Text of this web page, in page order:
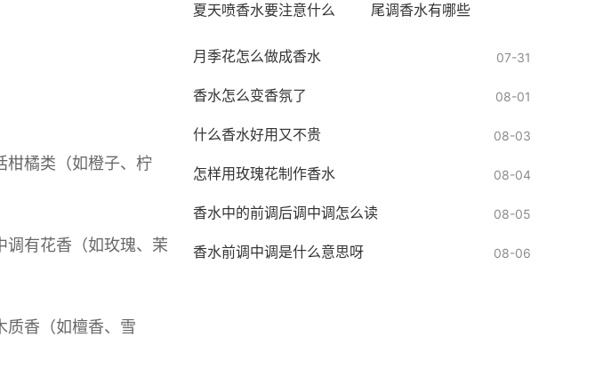
柑橘类（如橙子、柠
调有花香（如玫瑰、茉
质香（如檀香、雪
夏天喷香水要注意什么 尾调香水有哪些
月季花怎么做成香水 07-31
香水怎么变香氛了 08-01
什么香水好用又不贵 08-03
怎样用玫瑰花制作香水 08-04
香水中的前调后调中调怎么读 08-05
香水前调中调是什么意思呀 08-06